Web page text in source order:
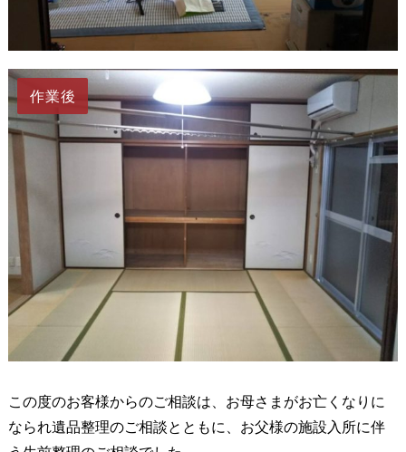
作業後
この度のお客様からのご相談は、お母さまがお亡くなりに
なられ遺品整理のご相談とともに、お父様の施設入所に伴